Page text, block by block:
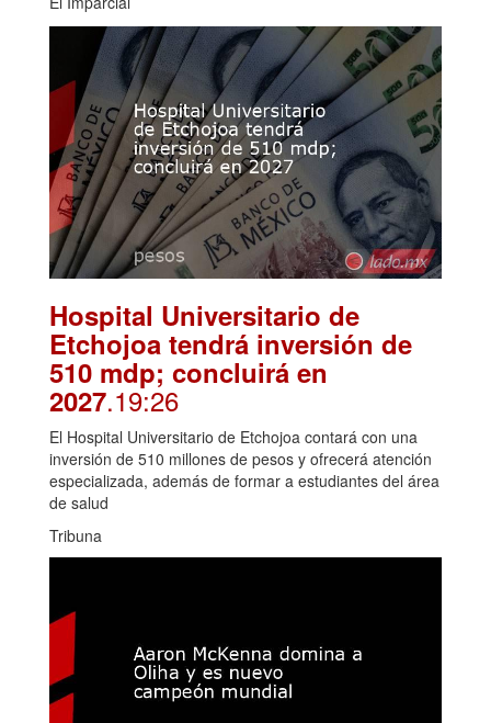
Hospital Universitario de
Etchojoa tendrá inversión de
510 mdp; concluirá en
2027.19:26
El Hospital Universitario de Etchojoa contará con una
inversión de 510 millones de pesos y ofrecerá atención
especializada, además de formar a estudiantes del área
de salud
Tribuna